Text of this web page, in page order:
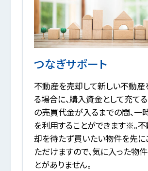
つなぎサポート
不動産を売却して新しい不動産
る場合に、購入資金として充て
の売買代金が入るまでの間、一
を利用することができます※。
却を待たず買いたい物件を先に
ただけますので、気に入った物
とがありません。